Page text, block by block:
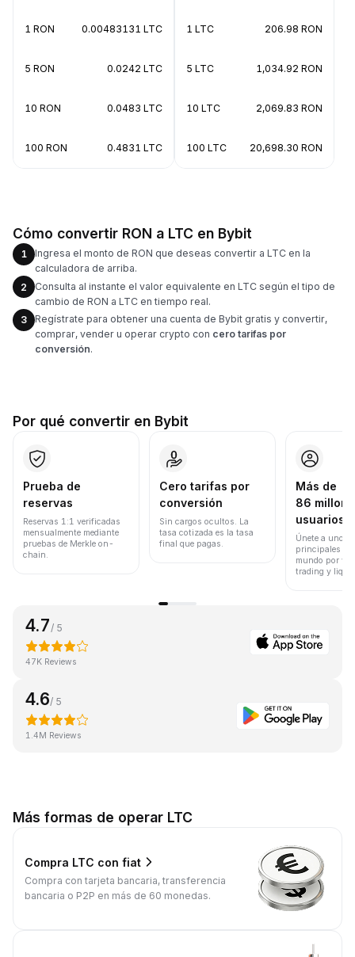
1 RON 0.00483131 LTC
5 RON 0.0242 LTC
10 RON 0.0483 LTC
100 RON 0.4831 LTC
1 LTC 206.98 RON
5 LTC 1,034.92 RON
10 LTC 2,069.83 RON
100 LTC 20,698.30 RON
Cómo convertir RON a LTC en Bybit
1
Ingresa el monto de RON que deseas convertir a LTC en la
calculadora de arriba.
2
Consulta al instante el valor equivalente en LTC según el tipo de
cambio de RON a LTC en tiempo real.
3
Regístrate para obtener una cuenta de Bybit gratis y convertir,
comprar, vender u operar crypto con cero tarifas por
conversión.
Por qué convertir en Bybit
Prueba de
reservas
Reservas 1:1 verificadas
mensualmente mediante
pruebas de Merkle on-
chain.
Cero tarifas por
conversión
Sin cargos ocultos. La
tasa cotizada es la tasa
final que pagas.
Más de
86
usuarios
Únete a uno
principales
mundo por
trading y
4.7/ 5
47K Reviews
4.6/ 5
1.4M Reviews
Más formas de operar LTC
Compra LTC con fiat
Compra con tarjeta bancaria, transferencia
bancaria o P2P en más de 60 monedas.